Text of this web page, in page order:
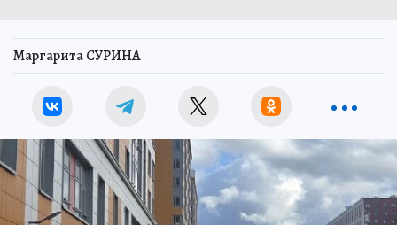
Маргарита СУРИНА